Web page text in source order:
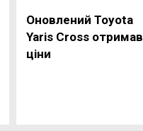
Оновлений Toyota
Yaris Cross отримав
ціни